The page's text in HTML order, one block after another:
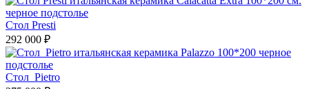
Стол Presti
292 000 ₽
Стол Pietro